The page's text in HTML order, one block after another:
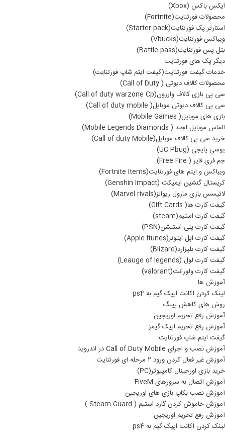
ایکس باکس (Xbox)
محصولات فورتنایت(Fortnite)
استارتر پک فورتنایت(Starter pack)
ویباکس فورتنایت(Vbucks)
بتل پس فورتنایت(Battle pass)
دیگر پک های فورتنایت
خدمات گیفت فورتنایت(گیفت ایتم شاپ فورتنایت)
محصولات کالاف دیوتی ( Call of Duty)
سی پی بازی کالاف وارزون(Call of duty warzone Cp)
سی پی کالاف دیوتی موبایل( Call of duty mobile)
بازی های موبایل( Mobile Games)
الماس موبایل لجند ( Mobile Legends Diamonds)
خرید سی پی کالاف موبایل(Call of duty Mobile)
یوسی پایجی (UC Pbug)
جم فری فایر ( Free Fire)
ویباکس و ایتم های فورتنایت(Fortnite Items)
کریستال گنشین ایمپکت (Genshin Impact)
لاتیسس بازی مارول ریوالز(Marvel rivals)
گیفت کارت ها( Gift Cards)
گیفت کارت استیم(steam)
گیفت کارت پلی استیشن(PSN)
گیفت کارت اپل ایتونز(Apple Itunes)
گیفت کارت بلیزارد(Blizard)
گیفت کارت لول (Leauge of legends)
گیفت کارت ولورانت(valorant)
آموزش ها
لینک کردن اکانت اپیک گیم به ps4
روش های کاهش پینگ
آموزش رفع تحریم اوریجین
آموزش رفع تحریم اپیک گیمز
گیفت ایتم شاپ فورتنایت
آموزش نصب و اجرای Call of Duty Mobile در اندروید
آموزش غیر فعال کردن ورود ۲ مرحله ای فورتنایت
خرید بازی اورجینال کامپیوتر(PC)
آموزش اتصال به سرورهای FiveM
آموزش نصب بکاپ بازی های اوریجین
آموزش خاموش کردن گارد استیم ( Steam Guard )
آموزش رفع تحریم اوریجین
لینک کردن اکانت اپیک گیم به ps4